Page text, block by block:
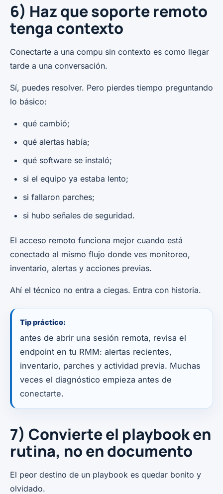
6) Haz que soporte remoto
tenga contexto
Conectarte a una compu sin contexto es como llegar
tarde a una conversación.
Sí, puedes resolver. Pero pierdes tiempo preguntando
lo básico:
qué cambió;
qué alertas había;
qué software se instaló;
si el equipo ya estaba lento;
si fallaron parches;
si hubo señales de seguridad.
El acceso remoto funciona mejor cuando está
conectado al mismo flujo donde ves monitoreo,
inventario, alertas y acciones previas.
Ahí el técnico no entra a ciegas. Entra con historia.
Tip práctico:
antes de abrir una sesión remota, revisa el
endpoint en tu RMM: alertas recientes,
inventario, parches y actividad previa. Muchas
veces el diagnóstico empieza antes de
conectarte.
7) Convierte el playbook en
rutina, no en documento
El peor destino de un playbook es quedar bonito y
olvidado.